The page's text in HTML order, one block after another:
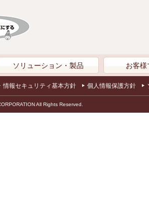
ソリューション・製品 お客様
情報セキュリティ基本方針 個人情報保護方針
All Rights Reserved.